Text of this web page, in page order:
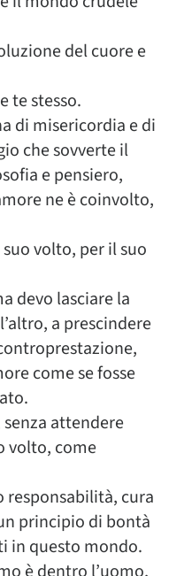
del cuore e
te stesso.
di misericordia e di
che sovverte il
e pensiero,
ne è coinvolto,
suo volto, per il suo
devo lasciare la
a prescindere
come se fosse
senza attendere
volto, come
responsabilità, cura
principio di bontà
in questo mondo.